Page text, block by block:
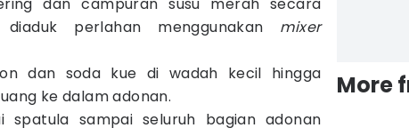
perlahan menggunakan mixer
dan soda kue di wadah kecil hingga
ke dalam adonan.
spatula sampai seluruh bagian adonan
More